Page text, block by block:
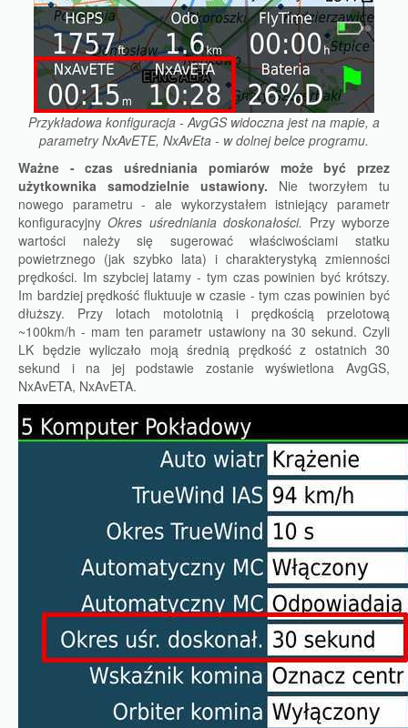
Przykładowa konfiguracja - AvgGS widoczna jest na mapie, a
parametry NxAvETE, NxAvEta - w dolnej belce programu.
Ważne - czas uśredniania pomiarów może być przez
użytkownika samodzielnie ustawiony. Nie tworzyłem tu
nowego parametru - ale wykorzystałem istniejący parametr
konfiguracyjnyOkres uśredniania doskonałości. Przy wyborze
wartości należy się sugerować właściwościami statku
powietrznego (jak szybko lata) i charakterystyką zmienności
prędkości. Im szybciej latamy - tym czas powinien być krótszy.
Im bardziej prędkość fluktuuje w czasie - tym czas powinien być
dłuższy. Przy lotach motolotnią i prędkością przelotową
~100km/h - mam ten parametr ustawiony na 30 sekund. Czyli
LK będzie wyliczało moją średnią prędkość z ostatnich 30
sekund i na jej podstawie zostanie wyświetlona AvgGS,
NxAvETA, NxAvETA.